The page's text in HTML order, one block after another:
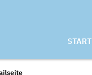
START